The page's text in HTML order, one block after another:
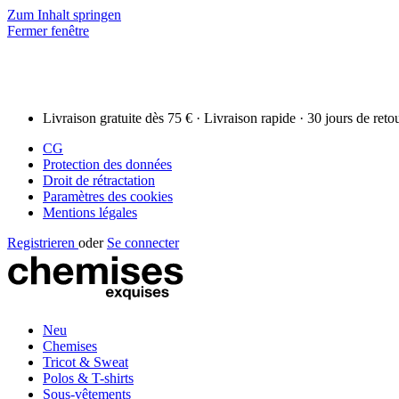
Zum Inhalt springen
Fermer fenêtre
Livraison gratuite dès 75 € · Livraison rapide · 30 jours de
CG
Protection des données
Droit de rétractation
Paramètres des cookies
Mentions légales
Registrieren oder Se connecter
Neu
Chemises
Tricot & Sweat
Polos & T-shirts
Sous-vêtements